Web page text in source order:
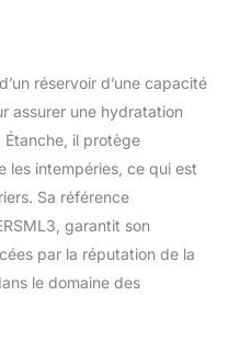
réservoir d’une capacité
assurer une hydratation
Étanche, il protège
les intempéries, ce qui est
Sa référence
garantit son
par la réputation de la
le domaine des